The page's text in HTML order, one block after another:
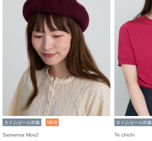
タイムセール対象 NEW
Samansa Mos2
タイムセール対象
Te chichi